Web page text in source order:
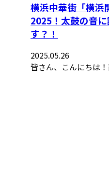
横浜中華街「横浜
2025！太鼓の音
す？！
2025.05.26
皆さん、こんにちは